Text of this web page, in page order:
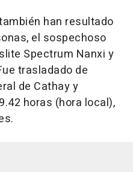
han resultado
el sospechoso
Spectrum Nanxi y
trasladado de
de Cathay y
horas (hora local),